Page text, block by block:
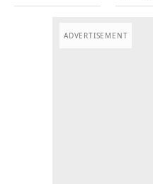
ADVERTISEMENT